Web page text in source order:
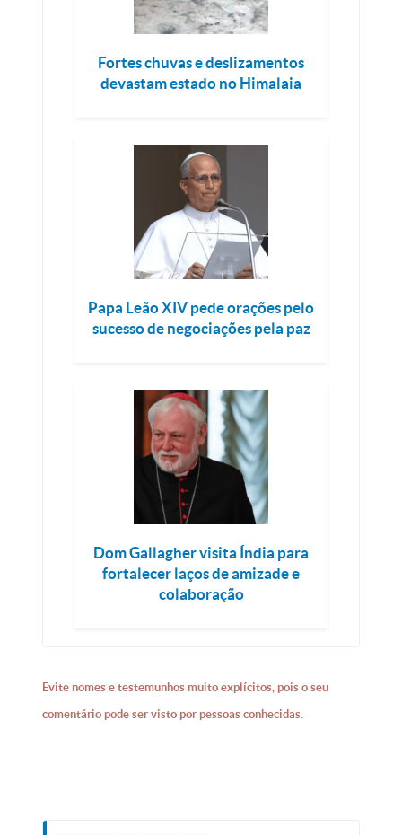
Fortes chuvas e deslizamentos
devastam estado no Himalaia
Papa Leão XIV pede orações pelo
sucesso de negociações pela paz
Dom Gallagher visita Índia para
fortalecer laços de amizade e
colaboração
Evite nomes e testemunhos muito explícitos, pois o seu
comentário pode ser visto por pessoas conhecidas.